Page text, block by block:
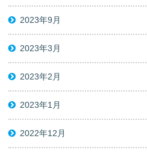
2023年9月
2023年3月
2023年2月
2023年1月
2022年12月